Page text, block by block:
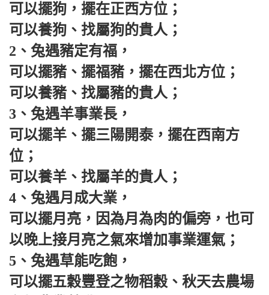
可以擺狗，擺在正西方位；
可以養狗、找屬狗的貴人；
2、兔遇豬定有福，
可以擺豬、擺福豬，擺在西北方位；
可以養豬、找屬豬的貴人；
3、兔遇羊事業長，
可以擺羊、擺三陽開泰，擺在西南方
位；
可以養羊、找屬羊的貴人；
4、兔遇月成大業，
可以擺月亮，因為月為肉的偏旁，也可
以晚上接月亮之氣來增加事業運氣；
5、兔遇草能吃飽，
可以擺五穀豐登之物稻穀、秋天去農場